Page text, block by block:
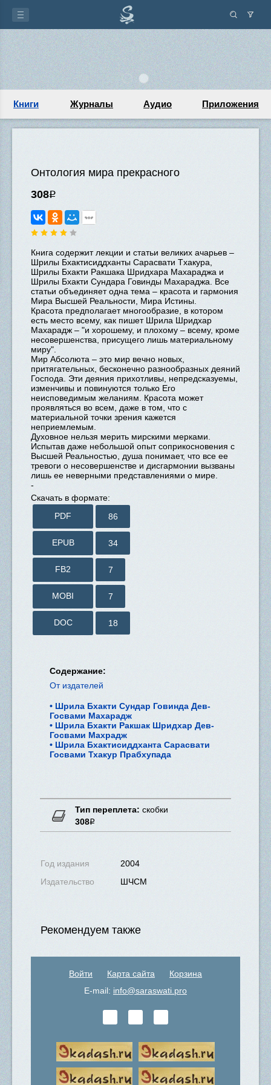
Книги Журналы Аудио Приложения
Онтология мира прекрасного
308Р
Книга содержит лекции и статьи великих ачaрьев –
Шрилы Бхактисиддхaнты Сарасвати Tхaкура,
Шрилы Бхакти Ракшака Шридхара Махaраджа и
Шрилы Бхакти Сундара Говинды Махaраджа. Все
статьи объединяет одна тема – красота и гармония
Мира Высшей Реальности, Мира Истины.
Красота предполагает многообразие, в котором
есть место всему, как пишет Шрила Шридхар
Махaрaдж – "и хорошему, и плохому – всему, кроме
несовершенства, присущего лишь материальному
миру".
Мир Абсолюта – это мир вечно новых,
притягательных, бесконечно разнообразных деяний
Господа. Эти деяния прихотливы, непредсказуемы,
изменчивы и повинуются только Его
неисповедимым желаниям. Красота может
проявляться во всем, даже в том, что с
материальной точки зрения кажется
неприемлемым.
Духовное нельзя мерить мирскими мерками.
Испытав даже небольшой опыт соприкосновения с
Высшей Реальностью, душа понимает, что все ее
тревоги о несовершенстве и дисгармонии вызваны
лишь ее неверными представлениями о мире.
-
Скачать в формате:
PDF
86
EPUB 34
FB2 7
MOBI 7
DOC 18
Содержание:
От издателей
Шрила Бхакти Сундар Говинда Дев-
Госвами Махарадж
Шрила Бхакти Ракшак Шридхар Дев-
Госвами Махрадж
Шрила Бхактисиддханта Сарасвати
Госвами Тхакур Прабхупада
Тип переплета: скобки
308Р
Год издания
2004
Издательство
ШЧСМ
Рекомендуем также
Войти Карта сайта
Корзина
E-mail: info@saraswati.pro